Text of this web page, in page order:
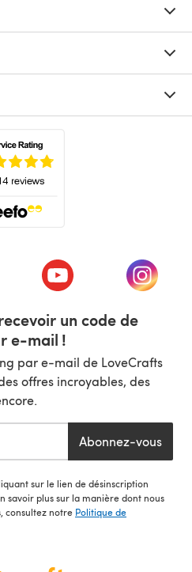
onglet)
dans un nouvel onglet)
(s'ouvre dans un(s'ouvre
un code de
e-mail !
par e-mail de LoveCrafts
offres incroyables, des
Abonnez-vous
sur le lien de désinscription
savoir plus sur la manière dont nous
consultez notre Politique de